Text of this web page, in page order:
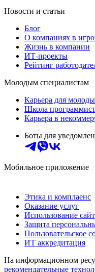
Новости и статьи
Блог
О компаниях в
Жизнь в компании
ИТ-проекты
Рейтинг
Молодым специалистам
Карьера для
Школа
Карьера в
Боты для
Мобильное приложение
Этика и комплаенс
Оказание услуг
Использование
Защита
Пользовательское
ИТ аккредитация
На информационном
рекомендательные